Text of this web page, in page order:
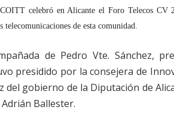
celebró en Alicante el Foro Telecos CV
de esta comunidad.
de Pedro Vte. Sánchez,
presidido por la consejera de
del gobierno de la Diputación de
Ballester.